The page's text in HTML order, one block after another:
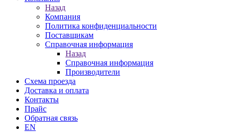
Назад
Компания
Политика конфиденциальности
Поставщикам
Справочная информация
Назад
Справочная информация
Производители
Схема проезда
Доставка и оплата
Контакты
Прайс
Обратная связь
EN